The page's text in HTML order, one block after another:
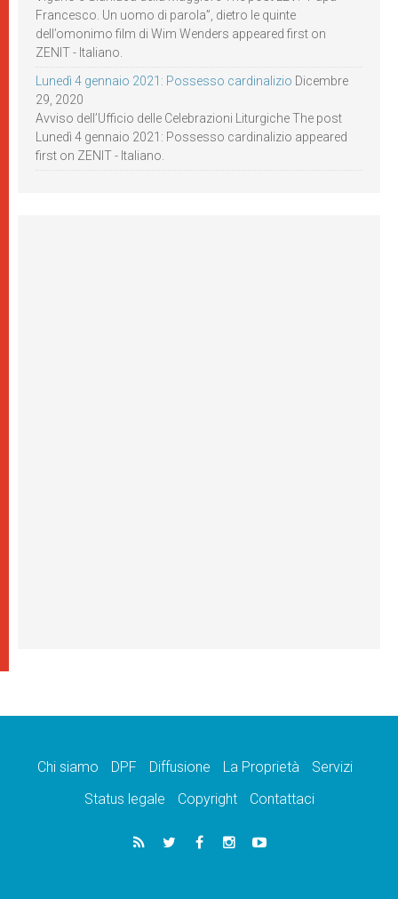
Francesco. Un uomo di parola”, dietro le quinte
dell’omonimo film di Wim Wenders appeared first on
ZENIT - Italiano.
Lunedì 4 gennaio 2021: Possesso cardinalizio Dicembre
29, 2020
Avviso dell’Ufficio delle Celebrazioni Liturgiche The post
Lunedì 4 gennaio 2021: Possesso cardinalizio appeared
first on ZENIT - Italiano.
Chi siamo DPF Diffusione La Proprietà
Servizi
Status legale
Copyright Contattaci